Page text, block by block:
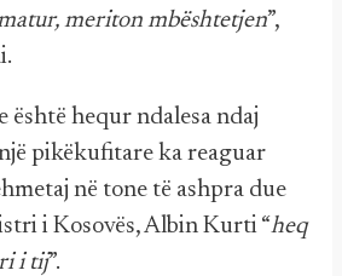
meriton mbështetjen”,
është hequr ndalesa ndaj
pikëkufitare ka reaguar
në tone të ashpra due
i Kosovës, Albin Kurti “heq
i tij”.